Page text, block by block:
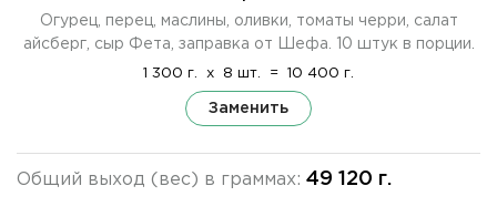
Огурец, перец, маслины, оливки, томаты черри, салат
айсберг, сыр Фета, заправка от Шефа. 10 штук в порции.
1 300 г. x 8 шт. = 10 400 г.
Заменить
Общий выход (вес) в граммах: 49 120 г.